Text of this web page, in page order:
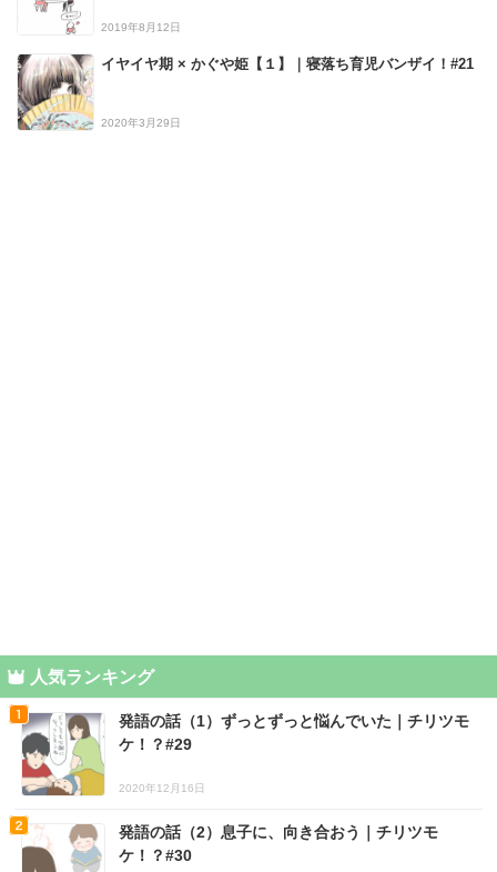
2019年8月12日
イヤイヤ期 × かぐや姫【１】｜寝落ち育児バンザイ！#21
2020年3月29日
人気ランキング
発語の話（1）ずっとずっと悩んでいた｜チリツモ
ケ！？#29
2020年12月16日
発語の話（2）息子に、向き合おう｜チリツモ
ケ！？#30